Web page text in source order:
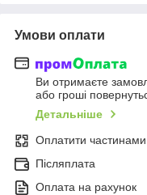
Умови оплати
Ви отримаєте
або гроші
Детальніше
Оплатити частинами
Післяплата
Оплата на рахунок